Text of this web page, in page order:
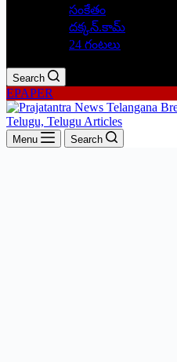
సంకేతం
దక్కన్.కామ్
24 గంటలు
Search
EPAPER
Menu Search